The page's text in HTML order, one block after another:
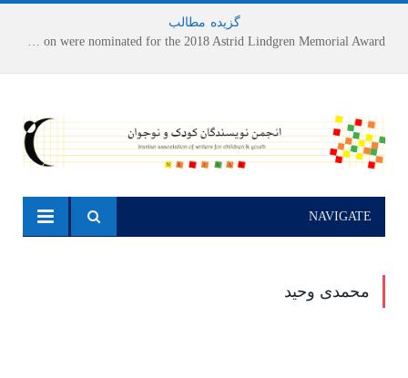
گزیده مطالب
NAVIGATE
محمدی وحید